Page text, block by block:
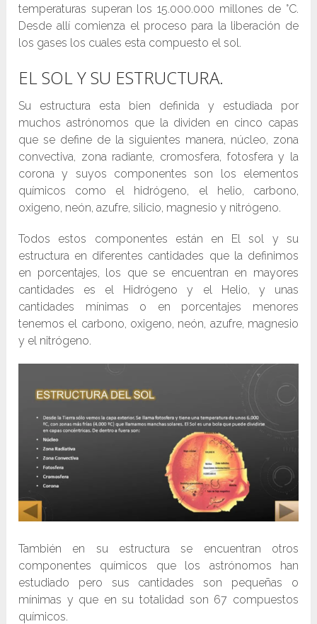
temperaturas superan los 15.000.000 millones de °C.
Desde allí comienza el proceso para la liberación de
los gases los cuales esta compuesto el sol.
EL SOL Y SU ESTRUCTURA.
Su estructura esta bien definida y estudiada por
muchos astrónomos que la dividen en cinco capas
que se define de la siguientes manera, núcleo, zona
convectiva, zona radiante, cromosfera, fotosfera y la
corona y suyos componentes son los elementos
químicos como el hidrógeno, el helio, carbono,
oxigeno, neón, azufre, silicio, magnesio y nitrógeno.
Todos estos componentes están en El sol y su
estructura en diferentes cantidades que la definimos
en porcentajes, los que se encuentran en mayores
cantidades es el Hidrógeno y el Helio, y unas
cantidades mínimas o en porcentajes menores
tenemos el carbono, oxigeno, neón, azufre, magnesio
y el nitrógeno.
También en su estructura se encuentran otros
componentes químicos que los astrónomos han
estudiado pero sus cantidades son pequeñas o
mínimas y que en su totalidad son 67 compuestos
químicos.